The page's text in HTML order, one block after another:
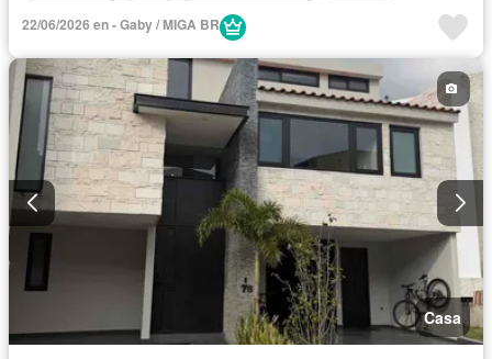
Vista panorámica
Recámara con closet
Caseta de vigilancia
Parcialmente amueblado
22/06/2026 en - Gaby / MIGA BR
Casa